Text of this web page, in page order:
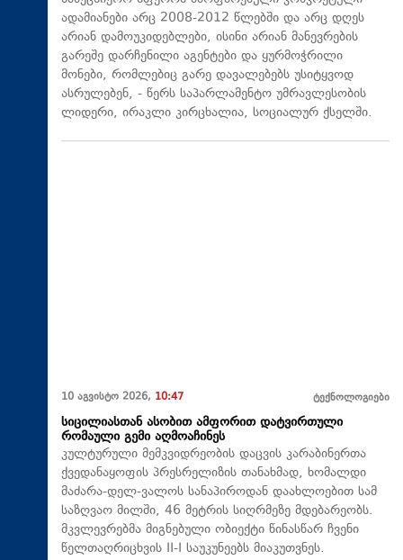
ადამიანები არც 2008-2012 წლებში და არც დღეს
არიან დამოუკიდებლები, ისინი არიან მანევრების
გარეშე დარჩენილი აგენტები და ყურმოჭრილი
მონები, რომლებიც გარე დავალებებს უსიტყვოდ
ასრულებენ, - წერს საპარლამენტო უმრავლესობის
ლიდერი, ირაკლი კირცხალია, სოციალურ ქსელში.
10 აგვისტო 2026, 10:47 ტექნოლოგიები
სიცილიასთან ასობით ამფორით დატვირთული
რომაული გემი აღმოაჩინეს
კულტურული მემკვიდრეობის დაცვის კარაბინერთა
ქვედანაყოფის პრესრელიზის თანახმად, ხომალდი ​
მაძარა-დელ-ვალოს სანაპიროდან დაახლოებით სამ
საზღვაო მილში, 46 მეტრის სიღრმეზე მდებარეობს.
მკვლევრებმა მიგნებული ობიექტი წინასწარ ჩვენი
წელთაღრიცხვის II-I საუკუნეებს მიაკუთვნეს.